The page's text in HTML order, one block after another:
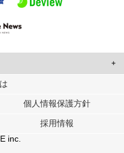
ーに合わせたコンテンツや広告の
ナーに提供しています。
たときに収集した他の情報を組み
個人情報保護方針
採用情報
inc.